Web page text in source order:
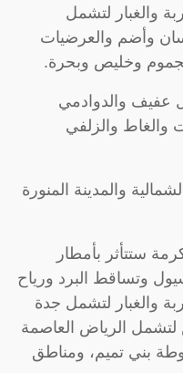
والغبار لتشمل
وأضم والعرضيات
وخليص وبحرة.
عفيف والدوادمي
والغاط والزلفي
والمدينة المنورة
ستتأثر بأمطار
وتساقط البرد ورياح
والغبار لتشمل جدة
لتشمل الرياض العاصمة
بني تميم، ومناطق